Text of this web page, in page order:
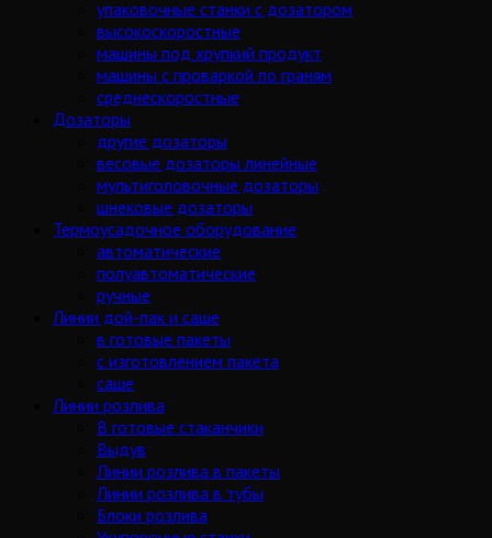
упаковочные станки с дозатором
высокоскоростные
машины под хрупкий продукт
машины с проваркой по граням
среднескоростные
Дозаторы
другие дозаторы
весовые дозаторы линейные
мультиголовочные дозаторы
шнековые дозаторы
Термоусадочное оборудование
автоматические
полуавтоматические
ручные
Линии дой-пак и саше
в готовые пакеты
с изготовлением пакета
саше
Линии розлива
В готовые стаканчики
Выдув
Линии розлива в пакеты
Линии розлива в тубы
Блоки розлива